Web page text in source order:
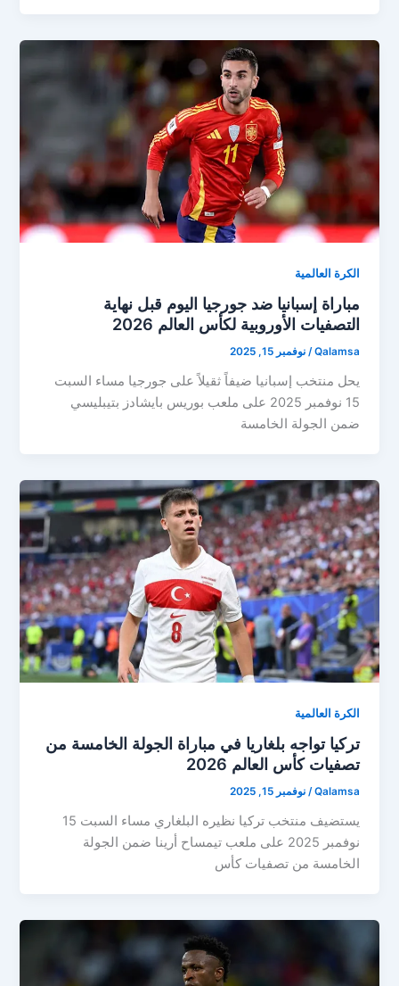
الكرة العالمية
مباراة إسبانيا ضد جورجيا اليوم قبل نهاية
التصفيات الأوروبية لكأس العالم 2026
Qalamsa
/نوفمبر 15, 2025
يحل منتخب إسبانيا ضيفاً ثقيلاً على جورجيا مساء السبت
15 نوفمبر 2025 على ملعب بوريس بايشادز بتيبليسي
ضمن الجولة الخامسة
الكرة العالمية
تركيا تواجه بلغاريا في مباراة الجولة الخامسة من
تصفيات كأس العالم 2026
Qalamsa
/نوفمبر 15, 2025
يستضيف منتخب تركيا نظيره البلغاري مساء السبت 15
نوفمبر 2025 على ملعب تيمساح أرينا ضمن الجولة
الخامسة من تصفيات كأس